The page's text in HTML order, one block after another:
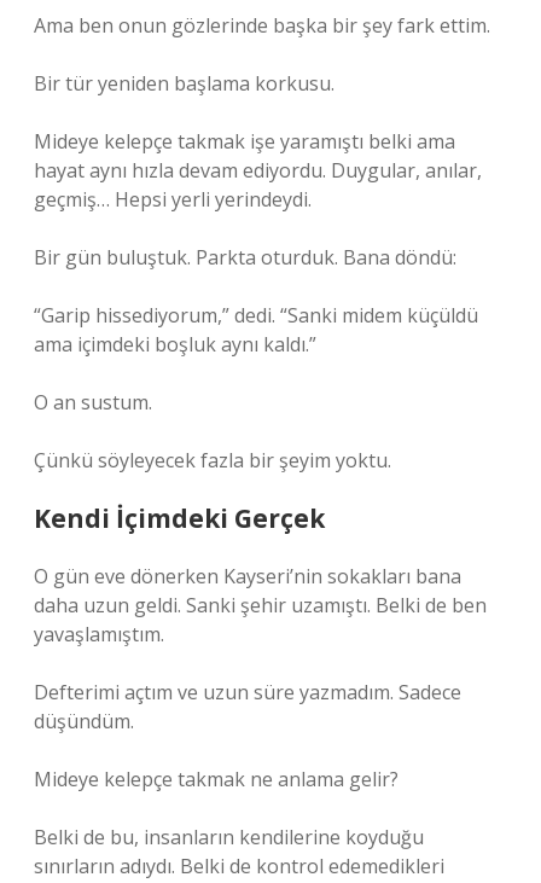
Ama ben onun gözlerinde başka bir şey fark ettim.
Bir tür yeniden başlama korkusu.
Mideye kelepçe takmak işe yaramıştı belki ama
hayat aynı hızla devam ediyordu. Duygular, anılar,
geçmiş… Hepsi yerli yerindeydi.
Bir gün buluştuk. Parkta oturduk. Bana döndü:
“Garip hissediyorum,” dedi. “Sanki midem küçüldü
ama içimdeki boşluk aynı kaldı.”
O an sustum.
Çünkü söyleyecek fazla bir şeyim yoktu.
Kendi İçimdeki Gerçek
O gün eve dönerken Kayseri’nin sokakları bana
daha uzun geldi. Sanki şehir uzamıştı. Belki de ben
yavaşlamıştım.
Defterimi açtım ve uzun süre yazmadım. Sadece
düşündüm.
Mideye kelepçe takmak ne anlama gelir?
Belki de bu, insanların kendilerine koyduğu
sınırların adıydı. Belki de kontrol edemedikleri